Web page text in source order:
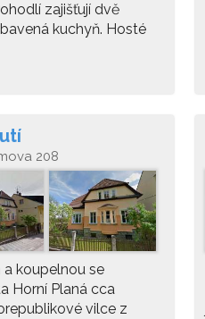
zajišťují dvě
kuchyň. Hosté
208
koupelnou se
Horní Planá cca
vilce z